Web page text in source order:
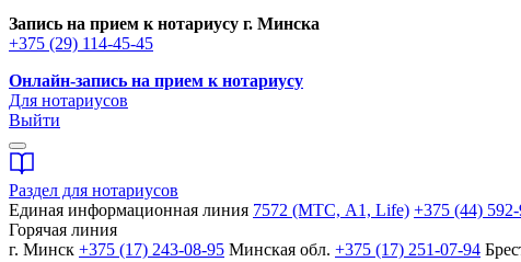
Запись на прием к нотариусу г. Минска
+375 (29) 114-45-45
Онлайн-запись на прием к нотариусу
Для нотариусов
Выйти
Раздел для нотариусов
Единая информационная линия 7572 (МТС, A1, Life) +375 (44)
Горячая линия
г. Минск +375 (17) 243-08-95 Минская обл. +375 (17) 251-07-94